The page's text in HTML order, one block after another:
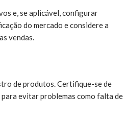
e, se aplicável, configurar
do mercado e considere a
vendas.
de produtos. Certifique-se de
evitar problemas como falta de